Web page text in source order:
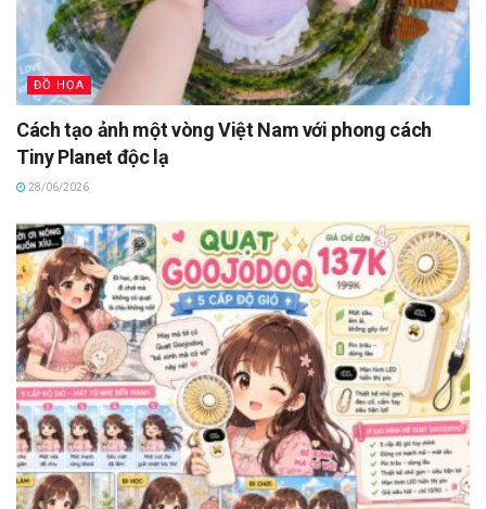
ĐỒ HỌA
Cách tạo ảnh một vòng Việt Nam với phong cách
Tiny Planet độc lạ
28/06/2026